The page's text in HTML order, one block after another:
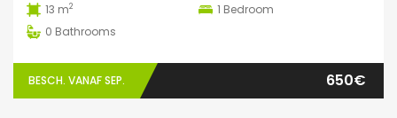
13 m2 1 Bedroom
0 Bathrooms
BESCH. VANAF SEP. 650€